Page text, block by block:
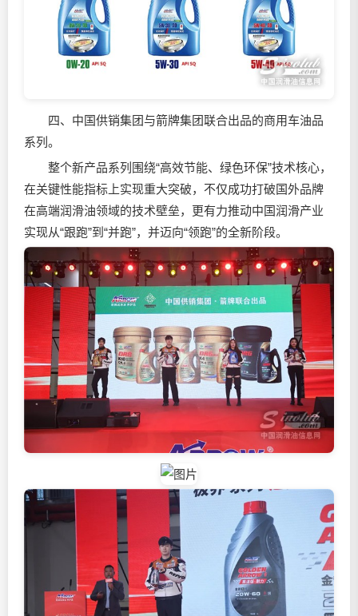
四、中国供销集团与箭牌集团联合出品的商用车油品
系列。
整个新产品系列围绕“高效节能、绿色环保”技术核心，
在关键性能指标上实现重大突破，不仅成功打破国外品牌
在高端润滑油领域的技术壁垒，更有力推动中国润滑产业
实现从“跟跑”到“并跑”，并迈向“领跑”的全新阶段。